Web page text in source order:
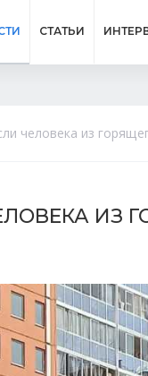
СТАТЬИ
человека из
ИЗ